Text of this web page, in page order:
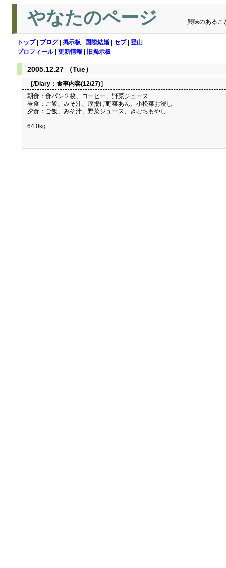
やなたのページ 興味のあるこ
トップ| ブログ| 掲示板 国際結婚 セブ| 登山
プロフィール| 更新情報 旧掲示板
2005.12.27 （Tue）
［/Diary： 食事内容(12/27)］
朝食：食パン２枚、コーヒー、野菜ジュース
昼食：ご飯、みそ汁、厚揚げ野菜あん、小松菜お浸し
夕食：ご飯、みそ汁、野菜ジュース、きむちもやし
64.0kg